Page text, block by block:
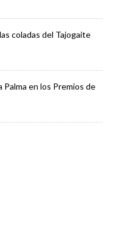
coladas del Tajogaite
Palma en los Premios de